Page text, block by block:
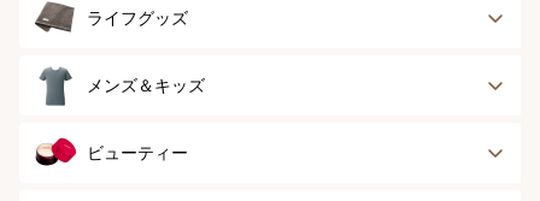
ボディースーツ
ランジェリー
健康サポート
スポーツ
ライフグッズ
アウター
グッズ
メンズ＆キッズ
メンズトップ
ビューティー